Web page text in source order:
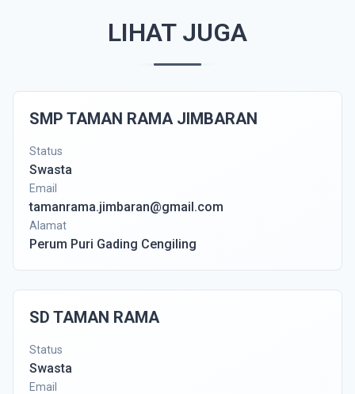
LIHAT JUGA
SMP TAMAN RAMA JIMBARAN
Status
Swasta
Email
tamanrama.jimbaran@gmail.com
Alamat
Perum Puri Gading Cengiling
SD TAMAN RAMA
Status
Swasta
Email